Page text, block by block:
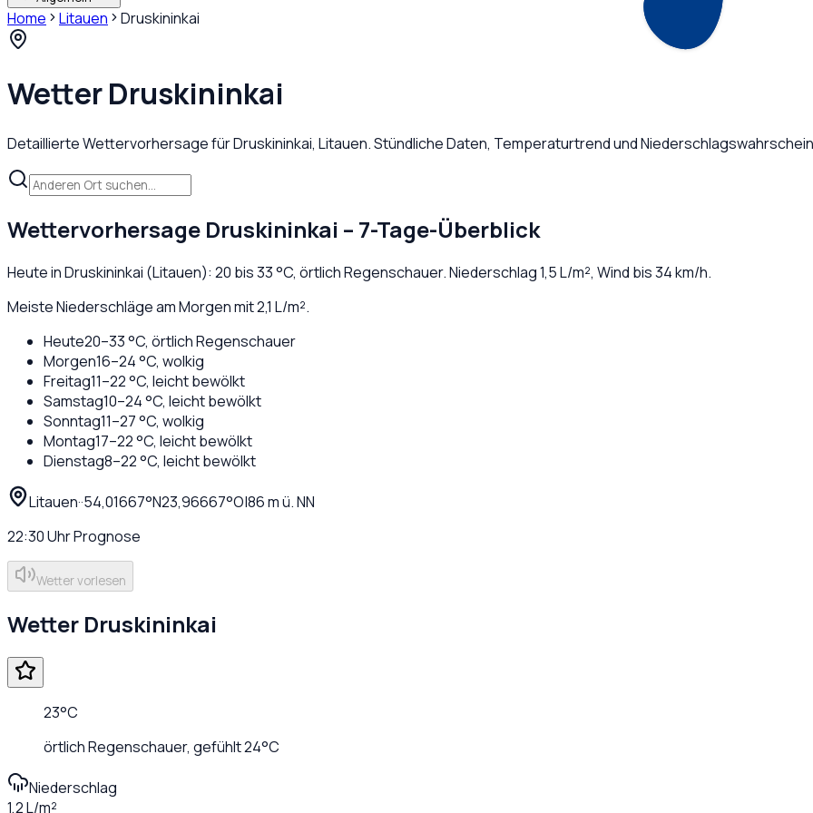
Home Litauen Druskininkai
WetterDruskininkai
Detaillierte Wettervorhersage fürDruskininkai, Litauen. Stündliche Daten, Temperaturtrend und
Wettervorhersage Druskininkai – 7-Tage-Überblick
Heute inDruskininkai (Litauen): 20 bis33°C, örtlich Regenschauer. Niederschlag1,5L/m², Wind bis34km/h.
Meiste Niederschläge am Morgen mit 2,1 L/m².
Heute20–33°C, örtlich Regenschauer
Morgen16–24°C, wolkig
Freitag11–22°C, leicht bewölkt
Samstag10–24°C, leicht bewölkt
Sonntag11–27°C, wolkig
Montag17–22°C, leicht bewölkt
Dienstag8–22°C, leicht bewölkt
Litauen··54,01667°N23,96667°O|86m ü. NN
22:30UhrPrognose
Wetter vorlesen
Wetter Druskininkai
23°C
örtlich Regenschauer, gefühlt24°C
Niederschlag
1,2 L/m²